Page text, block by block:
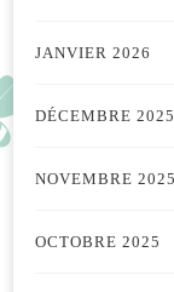
JANVIER 2026
DÉCEMBRE 2025
NOVEMBRE 2025
OCTOBRE 2025